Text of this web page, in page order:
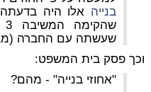
בנייה אלו היה
שעשתה עם החברה (מב/3 המוזכר
וכך פסק בית המשפט:
"אחוזי בנייה" - מהם?